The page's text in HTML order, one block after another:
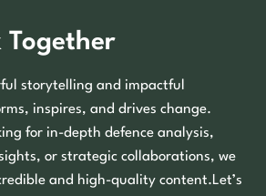
Together
storytelling and impactful
inspires, and drives change.
for in-depth defence analysis,
or strategic collaborations, we
and high-quality content.Let’s